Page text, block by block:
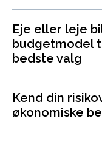
Eje eller leje
budgetmodel
bedste valg
Kend din
økonomiske